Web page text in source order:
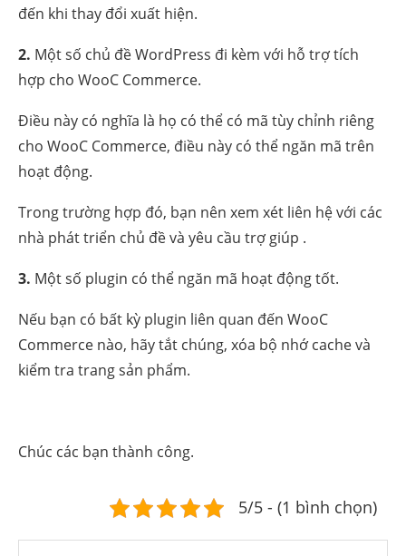
đến khi thay đổi xuất hiện.
2. Một số chủ đề WordPress đi kèm với hỗ trợ tích
hợp cho WooC Commerce.
Điều này có nghĩa là họ có thể có mã tùy chỉnh riêng
cho WooC Commerce, điều này có thể ngăn mã trên
hoạt động.
Trong trường hợp đó, bạn nên xem xét liên hệ với các
nhà phát triển chủ đề và yêu cầu trợ giúp .
3. Một số plugin có thể ngăn mã hoạt động tốt.
Nếu bạn có bất kỳ plugin liên quan đến WooC
Commerce nào, hãy tắt chúng, xóa bộ nhớ cache và
kiểm tra trang sản phẩm.
Chúc các bạn thành công.
5/5 - (1 bình chọn)